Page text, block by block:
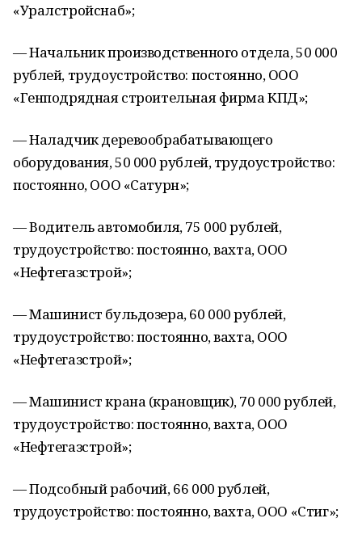
«Уралстройснаб»;
— Начальник производственного отдела, 50 000
рублей, трудоустройство: постоянно, ООО
«Генподрядная строительная фирма КПД»;
— Наладчик деревообрабатывающего
оборудования, 50 000 рублей, трудоустройство:
постоянно, ООО «Сатурн»;
— Водитель автомобиля, 75 000 рублей,
трудоустройство: постоянно, вахта, ООО
«Нефтегазстрой»;
— Машинист бульдозера, 60 000 рублей,
трудоустройство: постоянно, вахта, ООО
«Нефтегазстрой»;
— Машинист крана (крановщик), 70 000 рублей,
трудоустройство: постоянно, вахта, ООО
«Нефтегазстрой»;
— Подсобный рабочий, 66 000 рублей,
трудоустройство: постоянно, вахта, ООО «Стиг»;